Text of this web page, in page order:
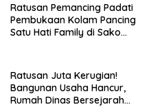
Ratusan Pemancing Padati
Pembukaan Kolam Pancing
Satu Hati Family di Sako
Ratusan Juta Kerugian!
Bangunan Usaha Hancur,
Rumah Dinas Bersejarah